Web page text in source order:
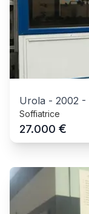
Urola - 2002 -
Soffiatrice
27.000 €